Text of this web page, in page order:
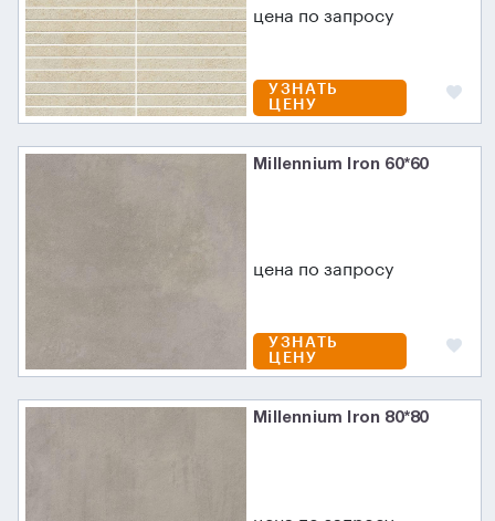
цена по запросу
УЗНАТЬ
ЦЕНУ
Millennium Iron 60*60
цена по запросу
УЗНАТЬ
ЦЕНУ
Millennium Iron 80*80